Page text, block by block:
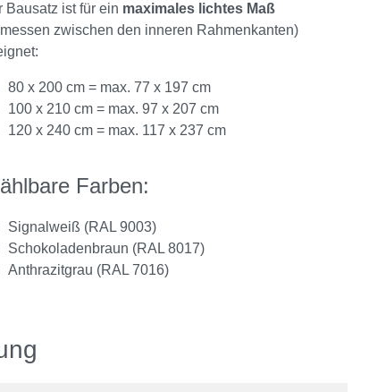
Bausatz ist für ein maximales lichtes Maß
zwischen den inneren Rahmenkanten)
80 x 200 cm = max. 77 x 197 cm
100 x 210 cm = max. 97 x 207 cm
120 x 240 cm = max. 117 x 237 cm
Farben:
Signalweiß (RAL 9003)
Schokoladenbraun (RAL 8017)
Anthrazitgrau (RAL 7016)